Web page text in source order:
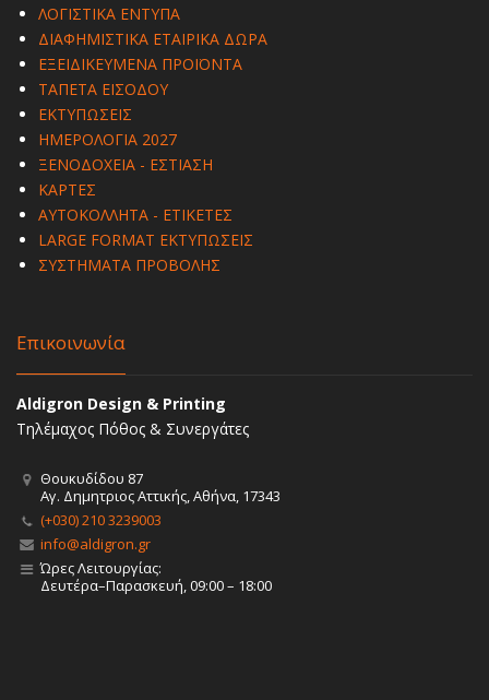
ΛΟΓΙΣΤΙΚΑ ΕΝΤΥΠΑ
ΔΙΑΦΗΜΙΣΤΙΚΑ ΕΤΑΙΡΙΚΑ ΔΩΡΑ
ΕΞΕΙΔΙΚΕΥΜΕΝΑ ΠΡΟΪΟΝΤΑ
ΤΑΠΕΤΑ ΕΙΣΟΔΟΥ
ΕΚΤΥΠΩΣΕΙΣ
ΗΜΕΡΟΛΟΓΙΑ 2027
ΞΕΝΟΔΟΧΕΙΑ - ΕΣΤΙΑΣΗ
ΚΑΡΤΕΣ
ΑΥΤΟΚΟΛΛΗΤΑ - ΕΤΙΚΕΤΕΣ
LARGE FORMAT ΕΚΤΥΠΩΣΕΙΣ
ΣΥΣΤΗΜΑΤΑ ΠΡΟΒΟΛΗΣ
Επικοινωνία
Aldigron Design & Printing
Τηλέμαχος Πόθος & Συνεργάτες
Θουκυδίδου 87
Αγ. Δημητριος Αττικής, Αθήνα, 17343
(+030) 210 3239003
info@aldigron.gr
Ώρες Λειτουργίας:
Δευτέρα–Παρασκευή, 09:00 – 18:00